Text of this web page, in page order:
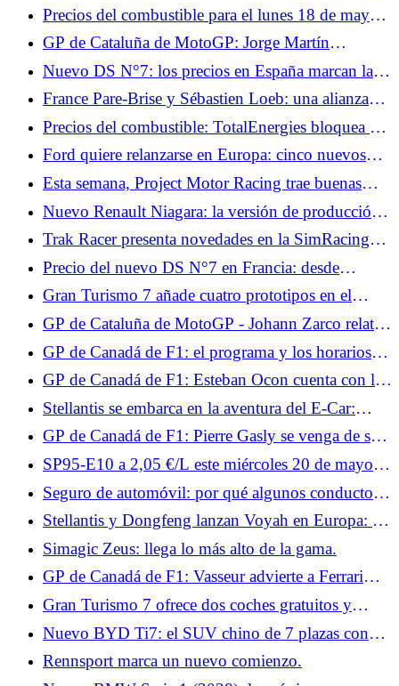
noticia, sabemos el alcance de sus lesiones
Precios del combustible para el lunes 18 de mayo:
2,14 €/L de diésel y 2,04 €/L SP95-E10, los
precios se mantienen estables
GP de Cataluña de MotoGP: Jorge Martín
preocupado por los accidentes de Alex Márquez y
Johann Zarco en carrera
Nuevo DS N°7: los precios en España marcan la
pauta en Francia, desde 45.441 €
France Pare-Brise y Sébastien Loeb: una alianza
obvia entre técnica y alto nivel
Precios del combustible: TotalEnergies bloquea el
diésel a 2,09 €/L y la gasolina a 1,99 €/L este fin
de semana
Ford quiere relanzarse en Europa: cinco nuevos
modelos anunciados hasta finales de 2029
Esta semana, Project Motor Racing trae buenas
noticias: reclutamiento, parche, DLC y VR.
Nuevo Renault Niagara: la versión de producción
del pick-up presentada en septiembre
Trak Racer presenta novedades en la SimRacing
Expo: cabina de moto y mando con
retroalimentación.
Precio del nuevo DS N°7 en Francia: desde
43.900 euros, ¿precios realmente elevados?
Gran Turismo 7 añade cuatro prototipos en el
menú del parche 1.7 de junio.
GP de Cataluña de MotoGP - Johann Zarco relata
su accidente: “Debería haber tomado la decisión de
rendirme”
GP de Canadá de F1: el programa y los horarios
del fin de semana para Francia
GP de Canadá de F1: Esteban Ocon cuenta con los
nuevos productos Haas para volver a la pista
Stellantis se embarca en la aventura del E-Car:
¿hacia el regreso del Citroën C1?
GP de Canadá de F1: Pierre Gasly se venga de su
accidente en Miami
SP95-E10 a 2,05 €/L este miércoles 20 de mayo:
alcanza su nivel más alto en 2026
Seguro de automóvil: por qué algunos conductores
todavía subestiman el valor de todos los riesgos
Stellantis y Dongfeng lanzan Voyah en Europa: los
coches se producirán en Francia
Simagic Zeus: llega lo más alto de la gama.
GP de Canadá de F1: Vasseur advierte a Ferrari
sobre las frenadas y el clima este fin de semana
Gran Turismo 7 ofrece dos coches gratuitos y
exclusivos.
Nuevo BYD Ti7: el SUV chino de 7 plazas con
aspecto 4x4 que apunta al Land Rover Defender
Rennsport marca un nuevo comienzo.